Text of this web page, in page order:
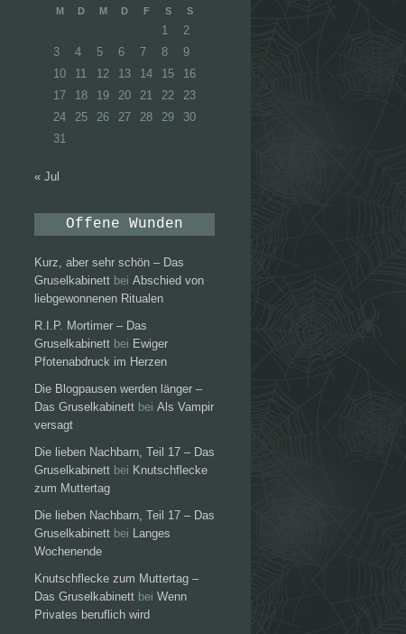
M D M D F S S
1
2
3
4 5 6 7 8
9
10
11 12 13 14 15
16
17
18 19 20 21 22
23
24
25 26 27 28 29
30
31
« Jul
Offene Wunden
Kurz, aber sehr schön – Das
Gruselkabinett bei Abschied von
liebgewonnenen Ritualen
R.I.P. Mortimer – Das
Gruselkabinett bei Ewiger
Pfotenabdruck im Herzen
Die Blogpausen werden länger –
Das Gruselkabinett bei Als Vampir
versagt
Die lieben Nachbarn, Teil 17 – Das
Gruselkabinett bei Knutschflecke
zum Muttertag
Die lieben Nachbarn, Teil 17 – Das
Gruselkabinett bei Langes
Wochenende
Knutschflecke zum Muttertag –
Das Gruselkabinett bei Wenn
Privates beruflich wird